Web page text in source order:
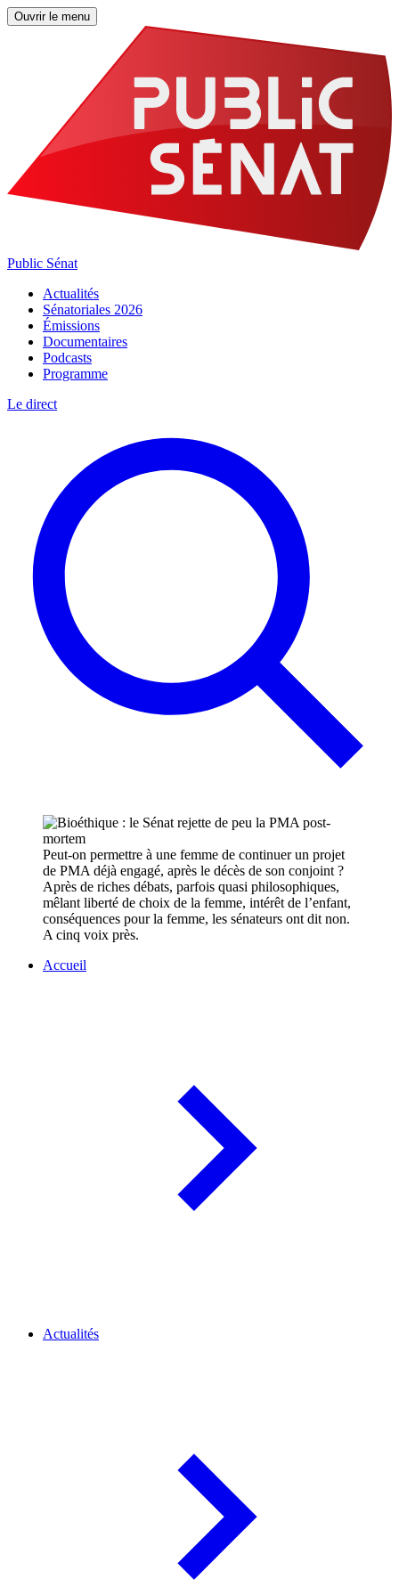
Ouvrir le menu
Public Sénat
Actualités
Sénatoriales 2026
Émissions
Documentaires
Podcasts
Programme
Le direct
Peut-on permettre à une femme de continuer un projet
de PMA déjà engagé, après le décès de son conjoint ?
Après de riches débats, parfois quasi philosophiques,
mêlant liberté de choix de la femme, intérêt de l’enfant,
conséquences pour la femme, les sénateurs ont dit non.
A cinq voix près.
Accueil
Actualités